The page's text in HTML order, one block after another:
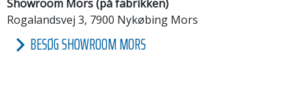
Showroom Mors (på fabrikken)
Rogalandsvej 3, 7900 Nykøbing Mors
BESØG SHOWROOM MORS